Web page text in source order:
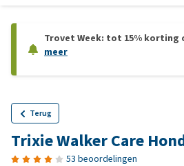
Trovet Week: tot 15% korting
meer
Terug
Trixie Walker Care
53 beoordelingen